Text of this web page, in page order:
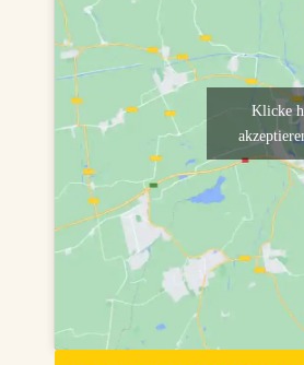
Klicke